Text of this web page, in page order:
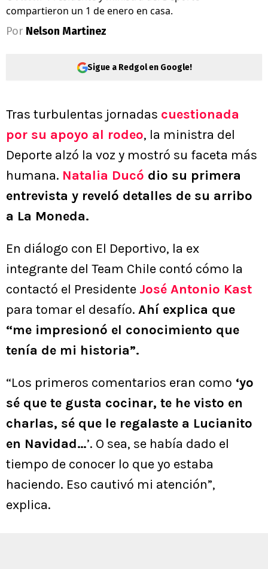
compartieron un 1 de enero en casa.
Por Nelson Martinez
Sigue a Redgol en Google!
Tras turbulentas jornadas cuestionada
por su apoyo al rodeo, la ministra del
Deporte alzó la voz y mostró su faceta más
humana. Natalia Ducó dio su primera
entrevista y reveló detalles de su arribo
a La Moneda.
En diálogo con El Deportivo, la ex
integrante del Team Chile contó cómo la
contactó el Presidente José Antonio Kast
para tomar el desafío. Ahí explica que
“me impresionó el conocimiento que
tenía de mi historia”.
“Los primeros comentarios eran como ‘yo
sé que te gusta cocinar, te he visto en
charlas, sé que le regalaste a Lucianito
en Navidad…’. O sea, se había dado el
tiempo de conocer lo que yo estaba
haciendo. Eso cautivó mi atención”,
explica.